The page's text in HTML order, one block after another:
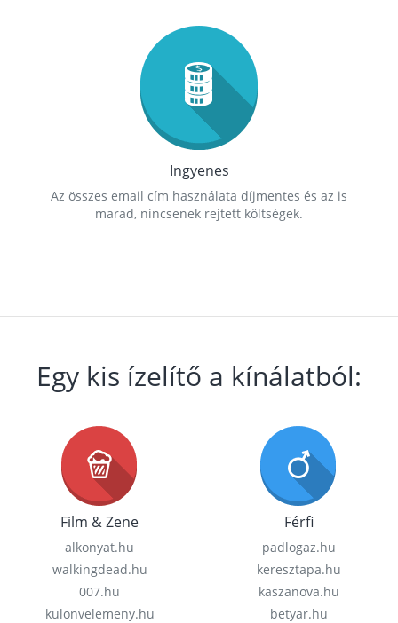
Ingyenes
Az összes email cím használata díjmentes és az is
marad, nincsenek rejtett költségek.
Egy kis ízelítő a kínálatból:
Film & Zene
alkonyat.hu
walkingdead.hu
007.hu
kulonvelemeny.hu
Férfi
padlogaz.hu
keresztapa.hu
kaszanova.hu
betyar.hu